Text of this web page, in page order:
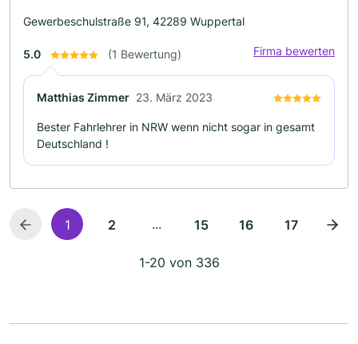
Gewerbeschulstraße 91, 42289 Wuppertal
5.0 (1 Bewertung) Firma bewerten
Matthias Zimmer 23. März 2023
Bester Fahrlehrer in NRW wenn nicht sogar in gesamt
Deutschland !
1 2 ... 15 16 17
1-20 von 336